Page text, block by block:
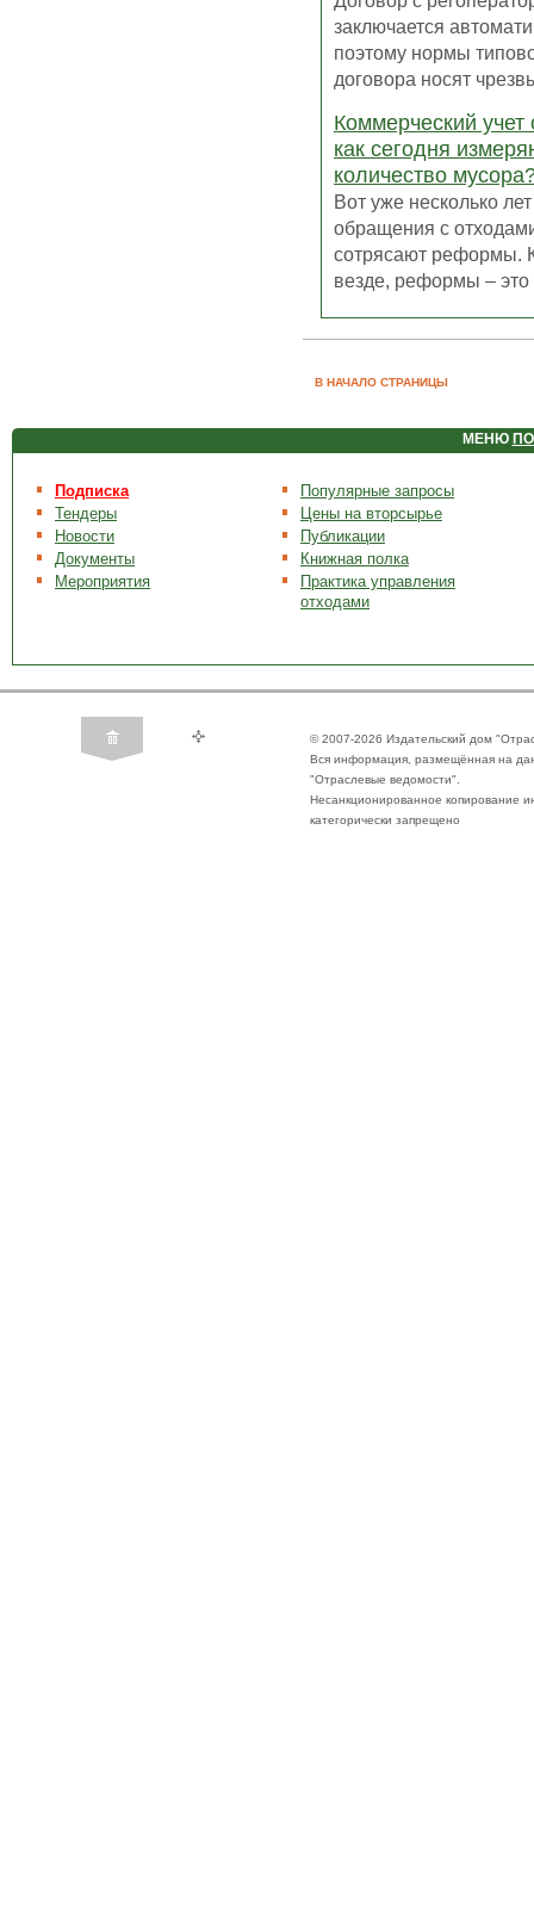
заключается
поэтому нормы
договора носят
Коммерческий учет
как сегодня
количество
Вот уже несколько
обращения с
сотрясают реформы.
везде, реформы – это
В НАЧАЛО СТРАНИЦЫ
МЕНЮ
Подписка
Тендеры
Новости
Документы
Мероприятия
Популярные запросы
Цены на вторсырье
Публикации
Книжная полка
Практика управления
отходами
© 2007-2026 Издательский дом
Вся информация, размещённая на
"Отраслевые ведомости".
Несанкционированное копирование
категорически запрещено